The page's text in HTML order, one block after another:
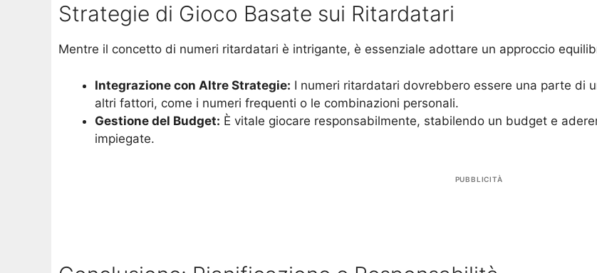
Strategie di Gioco Basate sui Ritardatari
Mentre il concetto di numeri ritardatari è intrigante, è essenziale adottare un approccio
Integrazione con Altre Strategie: I numeri ritardatari dovrebbero essere una parte di
altri fattori, come i numeri frequenti o le combinazioni personali.
Gestione del Budget: È vitale giocare responsabilmente, stabilendo un budget e
impiegate.
PUBBLICITÀ